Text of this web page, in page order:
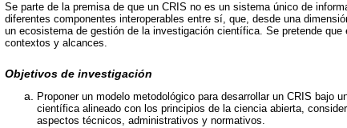
Se parte de la premisa de que un CRIS no es un sistema único de
diferentes componentes interoperables entre sí, que, desde una
un ecosistema de gestión de la investigación científica. Se pretende que
contextos y alcances.
Objetivos de investigación
Proponer un modelo metodológico para desarrollar un CRIS bajo
científica alineado con los principios de la ciencia abierta,
aspectos técnicos, administrativos y normativos.